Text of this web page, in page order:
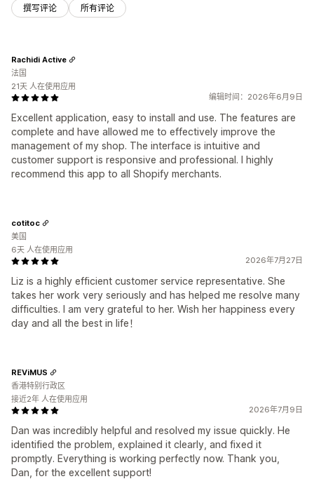
撰写评论 所有评论
编辑时间：2026年6月9日
Excellent application, easy to install and use. The features are
complete and have allowed me to effectively improve the
management of my shop. The interface is intuitive and
customer support is responsive and professional. I highly
recommend this app to all Shopify merchants.
Rachidi Active
法国
21天 人在使用应用
2026年7月27日
Liz is a highly efficient customer service representative. She
takes her work very seriously and has helped me resolve many
difficulties. I am very grateful to her. Wish her happiness every
day and all the best in life！
cotitoc
美国
6天 人在使用应用
2026年7月9日
Dan was incredibly helpful and resolved my issue quickly. He
identified the problem, explained it clearly, and fixed it
promptly. Everything is working perfectly now. Thank you,
Dan, for the excellent support!
REViMUS
香港特别行政区
接近2年 人在使用应用